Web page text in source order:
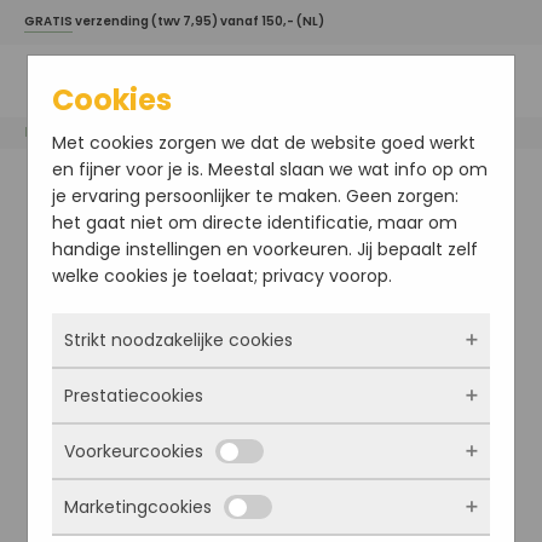
GRATIS verzending (twv 7,95) vanaf 150,- (NL)
Home / Skinident
Cookies
Met cookies zorgen we dat de website goed werkt
en fijner voor je is. Meestal slaan we wat info op om
je ervaring persoonlijker te maken. Geen zorgen:
het gaat niet om directe identificatie, maar om
handige instellingen en voorkeuren. Jij bepaalt zelf
welke cookies je toelaat; privacy voorop.
Strikt noodzakelijke cookies
Deze cookies zorgen ervoor dat de website
überhaupt werkt. Ze zijn dus altijd actief en
kunnen niet worden uitgezet. Meestal worden
ze alleen geplaatst als jij iets doet, zoals
inloggen, een formulier invullen of je
Prestatiecookies
Met deze cookies zien we hoe vaak onze site
bezocht wordt, waar bezoekers vandaan
komen en welke pagina’s populair zijn. Zo
Voorkeurcookies
Deze cookies onthouden jouw voorkeuren.
Marketingcookies